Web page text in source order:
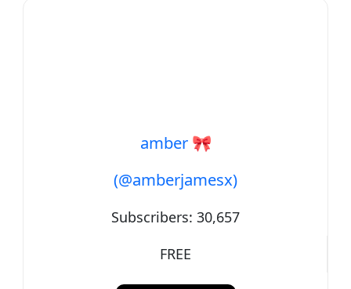
amber 🎀
(@amberjamesx)
Subscribers: 30,657
FREE